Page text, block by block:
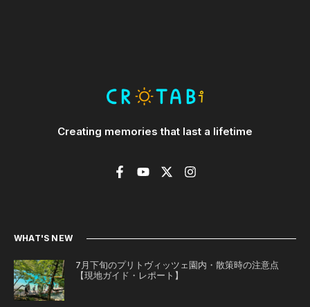
Creating memories that last a lifetime
WHAT'S NEW
7月下旬のプリトヴィッツェ園内・散策時の注意点
【現地ガイド・レポート】